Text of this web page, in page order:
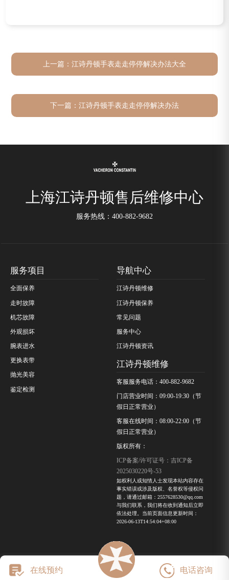
上一篇： 江诗丹顿手表走走停停解决办法大全
下一篇： 江诗丹顿手表走走停停解决办法
上海江诗丹顿售后维修中心
服务热线： 400-882-9682
服务项目
全面保养
走时故障
机芯故障
外观损坏
腕表进水
更换表带
抛光美容
鉴定检测
导航中心
江诗丹顿维修
江诗丹顿保养
常见问题
服务中心
江诗丹顿资讯
江诗丹顿维修
客服服务电话：400-882-9682
门店营业时间：09:00-19:30（节
假日正常营业）
客服在线时间：08:00-22:00（节
假日正常营业）
版权所有：
ICP备案/许可证号：吉ICP备
2025030220号-53
如权利人或知情人士发现本站内容存在
事实错误或涉及版权、名誉权等侵权问
题，请通过邮箱：2557628530@qq.com
与我们联系，我们将在收到通知后立即
依法处理。当前页面信息更新时间：
2026-06-13T14:54:04+08:00
在线预约 电话咨询